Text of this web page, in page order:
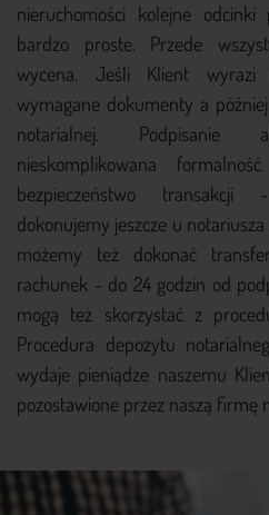
nieruchomości kolejne odcinki
bardzo proste. Przede
wycena. Jeśli Klient wyrazi
wymagane dokumenty a
notarialnej.
nieskomplikowana
bezpieczeństwo transakcji
dokonujemy jeszcze u notariusza
możemy też dokonać
rachunek - do 24 godzin od
mogą też skorzystać z
Procedura depozytu
wydaje pieniądze naszemu
pozostawione przez naszą firmę